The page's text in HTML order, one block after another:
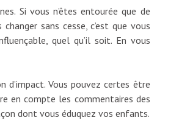
Si vous n’êtes entourée que de
sans cesse, c’est que vous
quel qu’il soit. En vous
Vous pouvez certes être
en compte les commentaires des
dont vous éduquez vos enfants.